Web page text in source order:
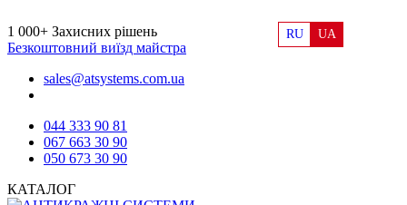
RU UA
1 000+ Захисних рішень
Безкоштовний виїзд майстра
sales@atsystems.com.ua
044 333 90 81
067 663 30 90
050 673 30 90
КАТАЛОГ